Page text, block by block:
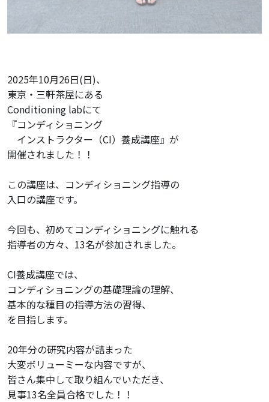
MAIL : 03-5779-6814
2025年10月26日(日)、
東京・三軒茶屋にある
Conditioning labにて
『コンディショニング
インストラクター（CI）養成講座』が
開催されました！！
この講座は、コンディショニング指導の
入口の講座です。
今回も、初めてコンディショニングに触れる
指導者の方々、13名が参加されました。
CI養成講座では、
コンディショニングの基礎理論の理解、
基本的な種目の指導方法の習得、
を目指します。
20年分の研究内容が詰まった
大変ボリューミーな内容ですが、
皆さん集中して取り組んでいただき、
見事13名全員合格でした！！